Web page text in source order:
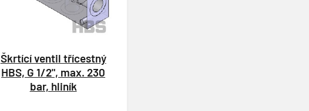
Škrtící ventil třícestný
HBS, G 1/2", max. 230
bar, hliník